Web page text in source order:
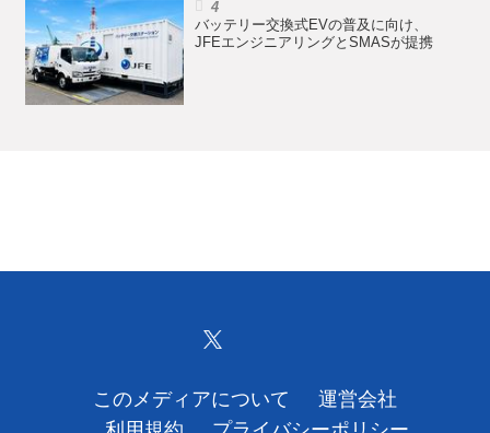
バッテリー交換式EVの普及に向け、
JFEエンジニアリングとSMASが提携
このメディアについて
運営会社